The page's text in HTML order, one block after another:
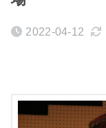
2022-04-12